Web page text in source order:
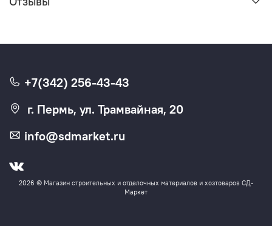
2026 © Магазин строительных и отделочных материалов и хозтоваров СД-
Маркет
+7(342) 256-43-43
г. Пермь, ул. Трамвайная, 20
info@sdmarket.ru